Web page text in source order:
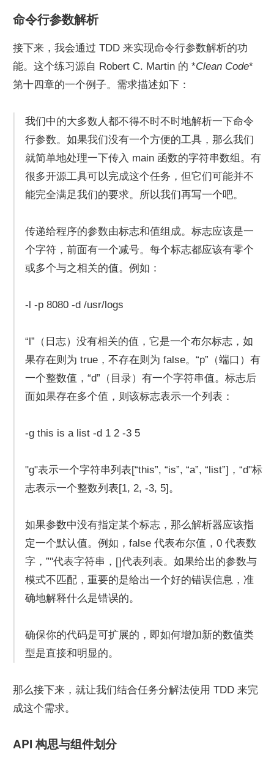
命令行参数解析
接下来，我会通过 TDD 来实现命令行参数解析的功
能。这个练习源自 Robert C. Martin 的 *Clean Code*
第十四章的一个例子。需求描述如下：
我们中的大多数人都不得不时不时地解析一下命令
行参数。如果我们没有一个方便的工具，那么我们
就简单地处理一下传入 main 函数的字符串数组。有
很多开源工具可以完成这个任务，但它们可能并不
能完全满足我们的要求。所以我们再写一个吧。
传递给程序的参数由标志和值组成。标志应该是一
个字符，前面有一个减号。每个标志都应该有零个
或多个与之相关的值。例如：
-l -p 8080 -d /usr/logs
“l”（日志）没有相关的值，它是一个布尔标志，如
果存在则为 true，不存在则为 false。“p”（端口）有
一个整数值，“d”（目录）有一个字符串值。标志后
面如果存在多个值，则该标志表示一个列表：
-g this is a list -d 1 2 -3 5
"g"表示一个字符串列表[“this”, “is”, “a”, “list”]，“d"标
志表示一个整数列表[1, 2, -3, 5]。
如果参数中没有指定某个标志，那么解析器应该指
定一个默认值。例如，false 代表布尔值，0 代表数
字，”"代表字符串，[]代表列表。如果给出的参数与
模式不匹配，重要的是给出一个好的错误信息，准
确地解释什么是错误的。
确保你的代码是可扩展的，即如何增加新的数值类
型是直接和明显的。
那么接下来，就让我们结合任务分解法使用 TDD 来完
成这个需求。
API 构思与组件划分